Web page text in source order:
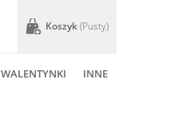
Koszyk(pusty)
WALENTYNKI INNE